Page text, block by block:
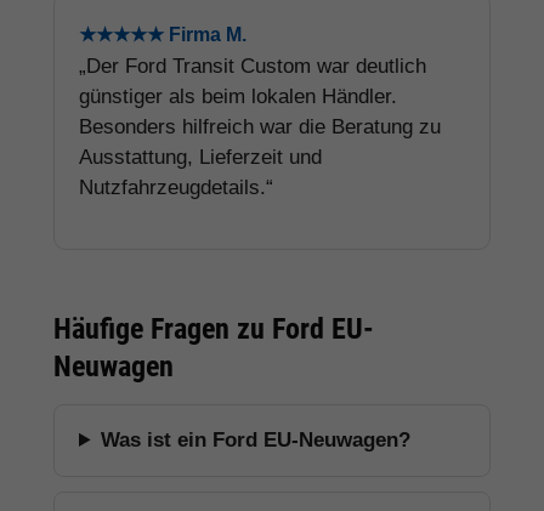
★★★★★ Firma M.
„Der Ford Transit Custom war deutlich
günstiger als beim lokalen Händler.
Besonders hilfreich war die Beratung zu
Ausstattung, Lieferzeit und
Nutzfahrzeugdetails.“
Häufige Fragen zu Ford EU-
Neuwagen
Was ist ein Ford EU-Neuwagen?